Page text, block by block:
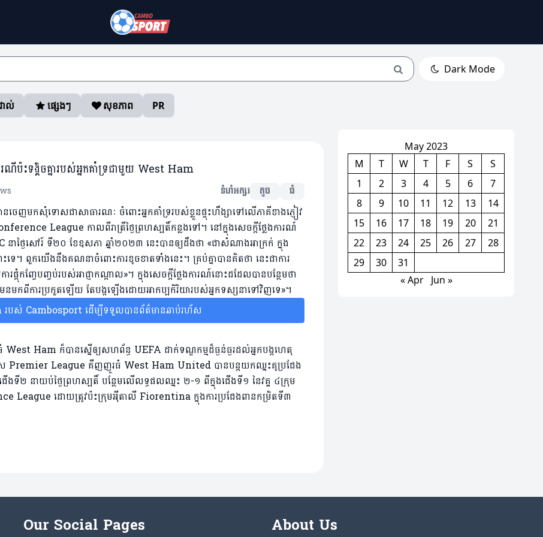
Dark Mode
ាល់ ផ្សេងៗ សុខភាព PR
ះទង្គិចគ្នារបស់អ្នកគាំទ្រជាមួយ West Ham
ទំហំអក្សរ តូច ធំ
ចេញមកសុំទោសជាសាធារណៈ ចំពោះអ្នកគាំទ្ររបស់ខ្លួនផ្ទុះហឹង្សាទៅលើភាគីខាងភ្ញៀវ
League កាលពីរាត្រីថ្ងៃព្រហស្បតិ៍កន្លងទៅ។ នៅក្នុងសេចក្តីថ្លែងការណ៍
ថ្ងៃសៅរ៍ ទី២០ ខែឧសភា ឆ្នាំ២០២៣ នេះបានឲ្យដឹងថា «ជាសំណាងអាក្រក់ ក្នុង
។ ពួកយើងនឹងគណនាចំពោះការខូចខាតទាំងនេះ។ គ្រប់គ្នាបានគិតថា នេះជាការ
កញ្ចែបញ្ចប់របស់អាជ្ញាកណ្តាល»។ ក្នុងសេចក្តីថ្លែងការណ៍នោះដដែលបានបន្ថែមថា
ែនមកពីការប្រកួតឡើយ តែបង្កឡើងដោយអាកប្បកិរិយារបស់អ្នកទស្សនាទៅវិញទេ»។
ស់ Cambosport ដើម្បីទទួលបានព័ត៌មានឆាប់រហ័ស
Ham ក៏បានស្នើឲ្យសហព័ន្ធ UEFA ដាក់ទណ្ឌកម្មដ៏ធ្ងន់ធ្ងរដល់អ្នកបង្កហេតុ
ស Premier League គឺញញួរធំ West Ham United បានបន្តយកឈ្នះគូប្រជែង
នាយប់ថ្ងៃព្រហស្បតិ៍ បន្ថែមលើលទ្ធផលឈ្នះ ២-១ ពីក្នុងជើងទី១ នៃវគ្គ ៤ក្រុម
League ដោយត្រូវប៉ះក្រុមអ៉ីតាលី Fiorentina ក្នុងការប្រជែងពានកម្រិតទី៣
May 2023
M
T W T F S
S
1
2 3 4 5 6
7
8
9 10 11 12 13
14
15
16 17 18 19 20
21
22
23 24 25 26 27
28
29
30
31
« Apr
Jun »
Our Social Pages About Us